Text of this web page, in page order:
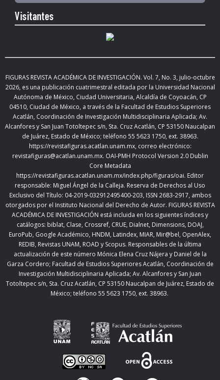
Visitantes
FIGURAS REVISTA ACADÉMICA DE INVESTIGACIÓN. Vol. 7, No. 3, julio-octubre
2026, es una publicación cuatrimestral editada por la Universidad Nacional
Autónoma de México, Ciudad Universitaria, Alcaldía de Coyoacán, CP
04510, Ciudad de México, a través de la Facultad de Estudios Superiores
Acatlán, Coordinación de Investigación Multidisciplinaria Aplicada; Av.
Alcanfores y San Juan Totoltepec s/n, Sta. Cruz Acatlán, CP 53150 Naucalpan
de Juárez, Estado de México; teléfono 55 5623 1750, ext. 38963.
https://revistafiguras.acatlan.unam.mx, correo electrónico:
revistafiguras@acatlan.unam.mx. OAI-PMH Protocol Version 2.0 Dublin
Core Metadata
https://revistafiguras.acatlan.unam.mx/index.php/figuras/oai. Editor
responsable: Miguel Ángel de la Calleja. Reserva de Derechos al Uso
Exclusivo del Título: 04-2019-032912495400-203, ISSN 2683-2917, ambos
otorgados por el Instituto Nacional del Derecho de Autor. FIGURAS REVISTA
ACADÉMICA DE INVESTIGACIÓN está incluida en los siguientes índices y
catálogos: biblat, Clase, Crossref, CRUE, Dialnet, Dimensions, DOAJ,
EuroPub, Google Académico, HNDM, Latindex, MIAR, Mir@bel, OpenAlex,
REDIB, Revistas UNAM, ROAD y Scopus. Responsables de la última
actualización de este número Mónica Elena Cruz Nájera y Daniel de la
Garza Cordero; Facultad de Estudios Superiores Acatlán, Coordinación de
Investigación Multidisciplinaria Aplicada; Av. Alcanfores y San Juan
Totoltepec s/n, Sta. Cruz Acatlán, CP 53150 Naucalpan de Juárez, Estado de
México; teléfono 55 5623 1750, ext. 38963.